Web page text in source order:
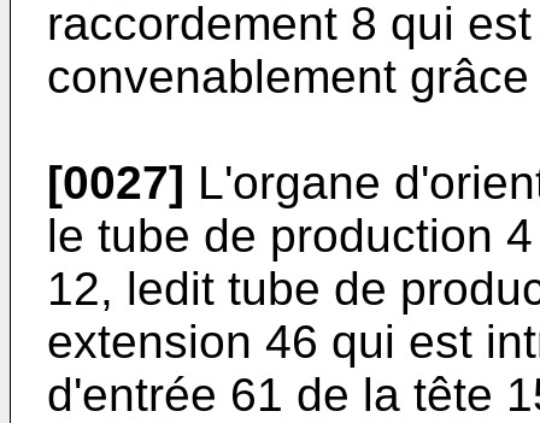
raccordement 8 qui
convenablement
[0027] L'organe
le tube de production
12, ledit tube de
extension 46 qui est
d'entrée 61 de la tête